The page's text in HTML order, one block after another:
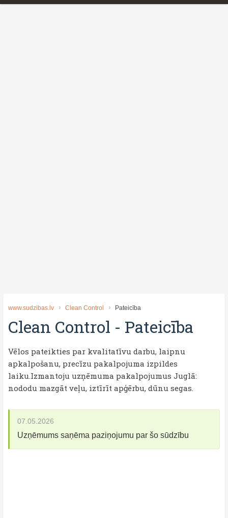
www.sudzibas.lv Clean Control Pateicība
Clean Control - Pateicība
Vēlos pateikties par kvalitatīvu darbu, laipnu
apkalpošanu, precīzu pakalpojuma izpildes
laiku.Izmantoju uzņēmuma pakalpojumus Juglā:
nododu mazgāt veļu, iztīrīt apģērbu, dūnu segas.
07.05.2026
Uzņēmums saņēma paziņojumu par šo sūdzību